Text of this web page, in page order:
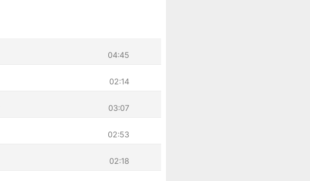
04:45
02:14
03:07
02:53
02:18